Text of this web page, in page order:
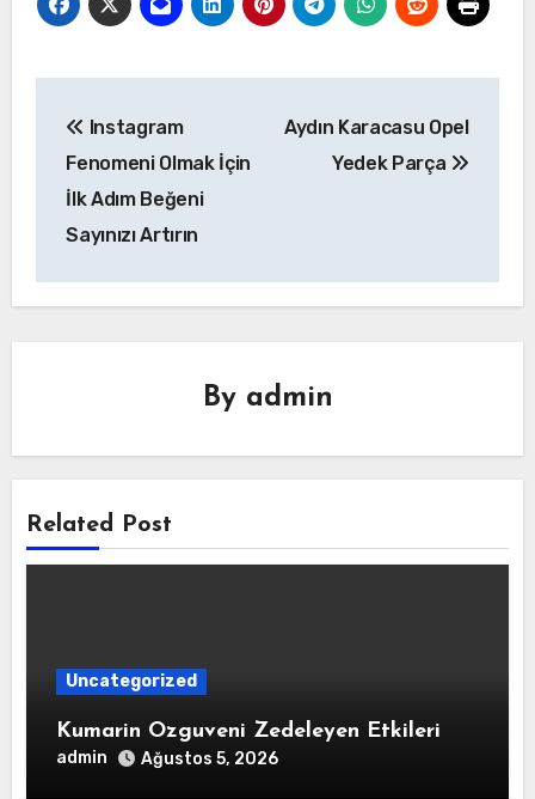
gezinmesi
Instagram
Fenomeni Olmak İçin
İlk Adım Beğeni
Sayınızı Artırın
Aydın Karacasu Opel
Yedek Parça
By admin
Related Post
Uncategorized
Kumarin Ozguveni Zedeleyen Etkileri
admin Ağustos 5, 2026